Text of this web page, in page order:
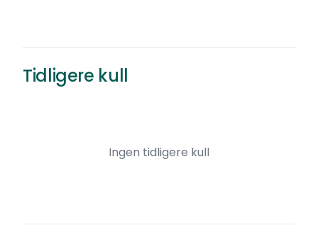
Tidligere kull
Ingen tidligere kull